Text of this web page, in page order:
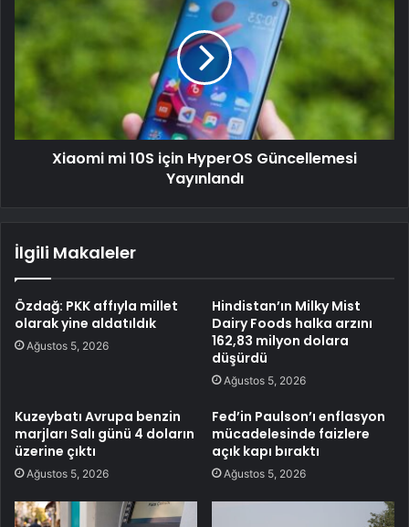
Xiaomi mi 10S için HyperOS Güncellemesi
Yayınlandı
İlgili Makaleler
Özdağ: PKK affıyla millet
olarak yine aldatıldık
Ağustos 5, 2026
Hindistan’ın Milky Mist
Dairy Foods halka arzını
162,83 milyon dolara
düşürdü
Ağustos 5, 2026
Kuzeybatı Avrupa benzin
marjları Salı günü 4 doların
üzerine çıktı
Ağustos 5, 2026
Fed’in Paulson’ı enflasyon
mücadelesinde faizlere
açık kapı bıraktı
Ağustos 5, 2026